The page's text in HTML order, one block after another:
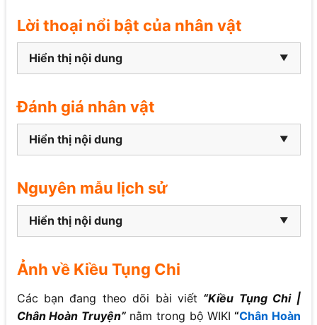
Lời thoại nổi bật của nhân vật
Hiển thị nội dung
Đánh giá nhân vật
Hiển thị nội dung
Nguyên mẫu lịch sử
Hiển thị nội dung
Ảnh về Kiều Tụng Chi
Các bạn đang theo dõi bài viết “Kiều Tụng Chi |
Chân Hoàn Truyện” nằm trong bộ WIKI “Chân Hoàn